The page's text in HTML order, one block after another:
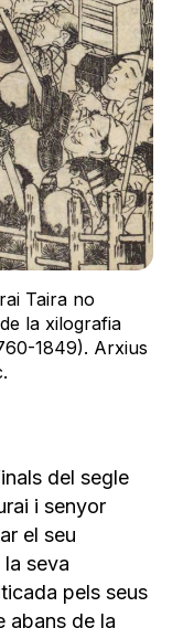
Taira no
la xilografia
1849). Arxius
del segle
i senyor
el seu
seva
pels seus
abans de la